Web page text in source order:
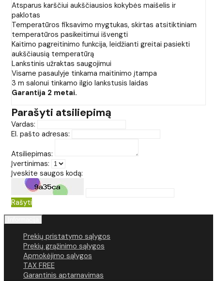
Atsparus karščiui aukščiausios kokybės maišelis ir
paklotas
Temperatūros fiksavimo mygtukas, skirtas atsitiktiniam
temperatūros pasikeitimui išvengti
Kaitimo pagreitinimo funkcija, leidžianti greitai pasiekti
aukščiausią temperatūrą
Lankstinis užraktas saugojimui
Visame pasaulyje tinkama maitinimo įtampa
3 m salonui tinkamo ilgio lankstusis laidas
Garantija 2 metai.
Parašyti atsiliepimą
Vardas:
El. pašto adresas:
Atsiliepimas:
Įvertinimas:
Įveskite saugos kodą:
Rašyti
Prekių pristatymo sąlygos
Prekių grąžinimo sąlygos
Apmokėjimo sąlygos
TAX FREE
Garantinis aptarnavimas